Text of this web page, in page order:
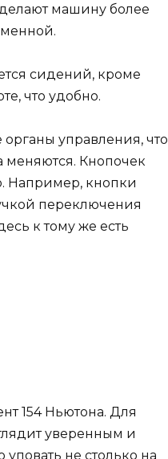
машину более
сидений, кроме
что удобно.
управления, что
меняются. Кнопочек
Например, кнопки
переключения
к тому же есть
154 Ньютона. Для
уверенным и
не столько на